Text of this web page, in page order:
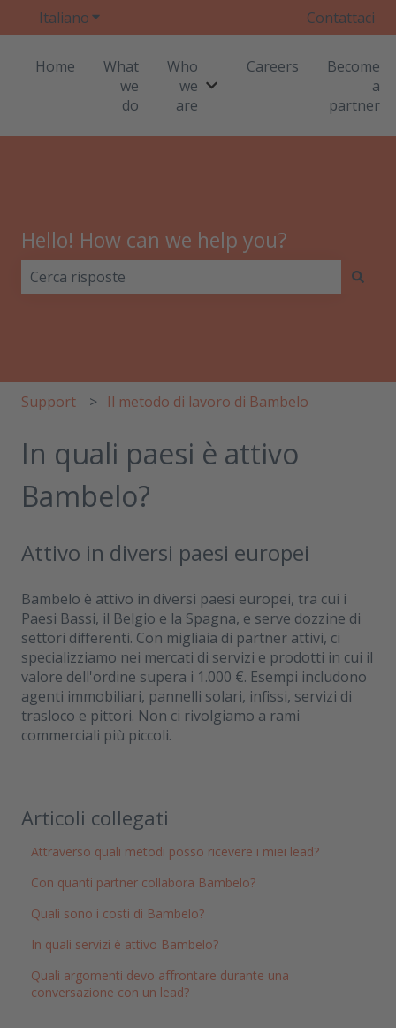
ItalianoMostra sottomenu per le traduzioniContattaci
Home
What
we
do
Who
we
are
Mostra sottomenu per
Careers
Become
a
partner
Hello! How can we help you?
Support Il metodo di lavoro di Bambelo
In quali paesi è attivo
Bambelo?
Attivo in diversi paesi europei
Bambelo è attivo in diversi paesi europei, tra cui i
Paesi Bassi, il Belgio e la Spagna, e serve dozzine di
settori differenti. Con migliaia di partner attivi, ci
specializziamo nei mercati di servizi e prodotti in cui il
valore dell'ordine supera i 1.000 €. Esempi includono
agenti immobiliari, pannelli solari, infissi, servizi di
trasloco e pittori. Non ci rivolgiamo a rami
commerciali più piccoli.
Articoli collegati
Attraverso quali metodi posso ricevere i miei lead?
Con quanti partner collabora Bambelo?
Quali sono i costi di Bambelo?
In quali servizi è attivo Bambelo?
Quali argomenti devo affrontare durante una
conversazione con un lead?